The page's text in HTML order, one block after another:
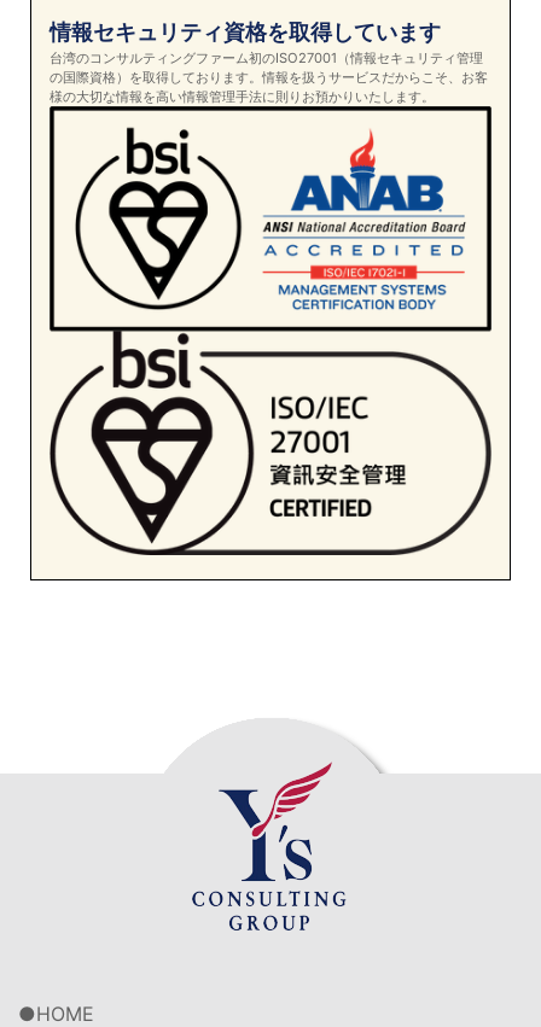
情報セキュリティ資格を取得しています
台湾のコンサルティングファーム初のISO27001（情報セキュリティ管理
の国際資格）を取得しております。情報を扱うサービスだからこそ、お客
様の大切な情報を高い情報管理手法に則りお預かりいたします。
HOME